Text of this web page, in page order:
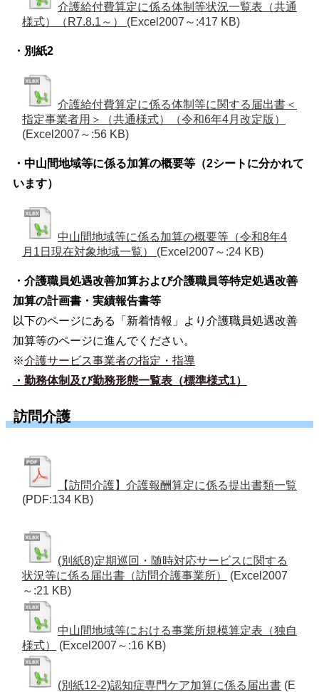
介護給付費算定に係る体制等状況一覧表（共通
様式）（R7.8.1～） (Excel2007～:417 KB)
・別紙2
介護給付費算定に係る体制等に関する届出書＜
指定事業者用＞（共通様式）（令和6年4月改定版）
(Excel2007～:56 KB)
・中山間地域等に係る加算の概要等（2シートに分かれて
います）
中山間地域等に係る加算の概要等（令和8年4
月1日現在対象地域一覧） (Excel2007～:24 KB)
・介護職員処遇改善加算および介護職員等特定処遇改善
加算の計画書・実績報告書等
以下のページにある「新着情報」より介護職員処遇改善
加算等のページに進んでください。
※介護サービス事業者の指定・指導
・勤務体制及び勤務形態一覧表（標準様式1）
訪問介護
【訪問介護】介護報酬算定に係る提出書類一覧
(PDF:134 KB)
(別紙8)定期巡回・随時対応サービスに関する
状況等に係る届出書（訪問介護事業所）
(Excel2007
～:21 KB)
中山間地域等における事業所規模算定表（独自
様式）
(Excel2007～:16 KB)
(別紙12-2)認知症専門ケア加算に係る届出書 (E